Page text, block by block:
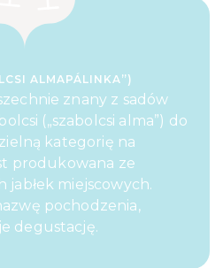
ALMAPÁLINKA”)
znany z sadów
(„szabolcsi alma”) do
kategorię na
produkowana ze
jabłek miejscowych.
pochodzenia,
degustację.